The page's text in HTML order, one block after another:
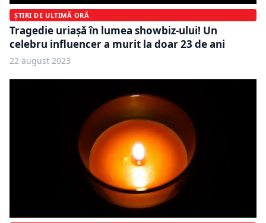
ȘTIRI DE ULTIMĂ ORĂ
Tragedie uriașă în lumea showbiz-ului! Un
celebru influencer a murit la doar 23 de ani
22 august 2023